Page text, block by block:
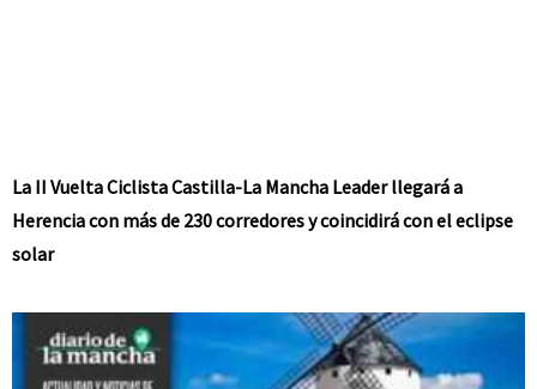
La II Vuelta Ciclista Castilla-La Mancha Leader llegará a
Herencia con más de 230 corredores y coincidirá con el eclipse
solar